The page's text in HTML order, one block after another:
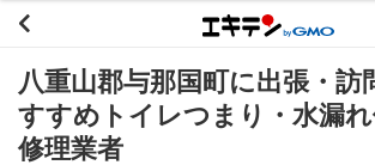
八重山郡与那国町に出張・訪
すすめトイレつまり・水漏れ
修理業者